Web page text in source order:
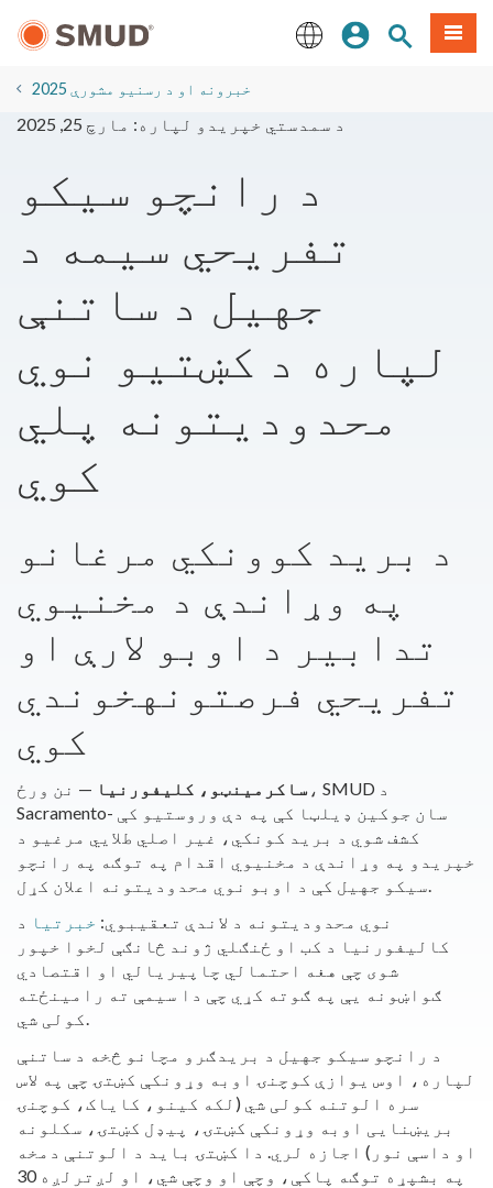
منځپانګې
لاړ
ننوزئ
سایټ لټون
مینو
2025 خبرونه او د رسنیو مشورې
د سمدستي خپریدو لپاره: مارچ 25, 2025
د رانچو سیکو
تفریحي سیمه د
جهيل د ساتنې
لپاره د کښتیو نوي
محدودیتونه پلي
کوي
د برید کوونکي مرغانو
په وړاندې د مخنیوي
تدابیر د اوبو لارې او
تفریحي فرصتونهخوندي
کوي
ساکرمینټو، کلیفورنیا — نن ورځ، SMUD د
Sacramento- سان جوکین ډیلټا کې په دې وروستیو کې
کشف شوي د برید کونکي، غیر اصلي طلايي مرغیو د
خپریدو په وړاندې د مخنیوي اقدام په توګه په رانچو
سیکو جهيل کې د اوبو نوي محدودیتونه اعلان کړل.
نوي محدودیتونه د لاندې تعقیبوي: خبرتیا د
کالیفورنیا د کب او ځنګلي ژوند څانګې لخوا خپور
شوی چې هغه احتمالي چاپیریالي او اقتصادي
ګواښونه یې په ګوته کړي چې دا سیمې ته رامینځته
کولی شي.
د رانچو سیکو جهيل د بریدګرو مچانو څخه د ساتنې
لپاره، اوس یوازې کوچنۍ اوبه وړونکې کښتۍ چې په لاس
سره الوتنه کولی شي (لکه کینو، کایاک، کوچنۍ
بریښنایی اوبه وړونکې کښتۍ، پیډل کښتۍ، سکلونه
او داسې نور) اجازه لري. دا کښتۍ باید د الوتنې دمخه
په بشپړه توګه پاکې، وچې او وچې شي، او لږترلږه 30